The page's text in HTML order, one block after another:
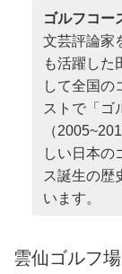
ゴルフコー
文芸評論家
も活躍した
して全国の
ストで「ゴ
（
しい日本の
ス誕生の歴
います。
雲仙ゴルフ